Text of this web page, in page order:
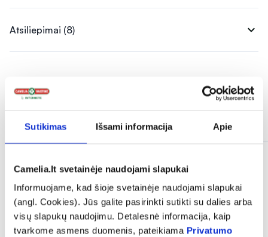
Sutikimas Išsami informacija Apie
Camelia.lt svetainėje naudojami slapukai
Informuojame, kad šioje svetainėje naudojami slapukai
(angl. Cookies). Jūs galite pasirinkti sutikti su dalies arba
visų slapukų naudojimu. Detalesnė informacija, kaip
tvarkome asmens duomenis, pateikiama Privatumo
Atsiliepimai (8) expand_more
Panašios prekės